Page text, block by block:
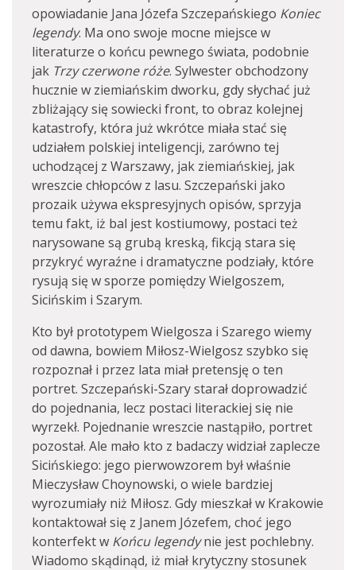
opowiadanie Jana Józefa Szczepańskiego Koniec
legendy. Ma ono swoje mocne miejsce w
literaturze o końcu pewnego świata, podobnie
jak Trzy czerwone róże. Sylwester obchodzony
hucznie w ziemiańskim dworku, gdy słychać już
zbliżający się sowiecki front, to obraz kolejnej
katastrofy, która już wkrótce miała stać się
udziałem polskiej inteligencji, zarówno tej
uchodzącej z Warszawy, jak ziemiańskiej, jak
wreszcie chłopców z lasu. Szczepański jako
prozaik używa ekspresyjnych opisów, sprzyja
temu fakt, iż bal jest kostiumowy, postaci też
narysowane są grubą kreską, fikcją stara się
przykryć wyraźne i dramatyczne podziały, które
rysują się w sporze pomiędzy Wielgoszem,
Sicińskim i Szarym.
Kto był prototypem Wielgosza i Szarego wiemy
od dawna, bowiem Miłosz-Wielgosz szybko się
rozpoznał i przez lata miał pretensję o ten
portret. Szczepański-Szary starał doprowadzić
do pojednania, lecz postaci literackiej się nie
wyrzekł. Pojednanie wreszcie nastąpiło, portret
pozostał. Ale mało kto z badaczy widział zaplecze
Sicińskiego: jego pierwowzorem był właśnie
Mieczysław Choynowski, o wiele bardziej
wyrozumiały niż Miłosz. Gdy mieszkał w Krakowie
kontaktował się z Janem Józefem, choć jego
konterfekt w Końcu legendynie jest pochlebny.
Wiadomo skądinąd, iż miał krytyczny stosunek